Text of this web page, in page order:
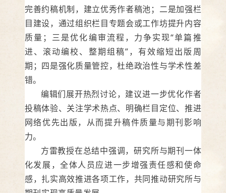
完善约稿机制，建立优秀作者稿池；二是加强栏
目建设，通过组织栏目专题会或工作坊提升内容
质量；三是优化编审流程，力争实现“单篇推
进、滚动编校、整期组稿”，有效缩短出版周
期；四是强化质量管控，杜绝政治性与学术性差
错。
编辑们展开热烈讨论，建议进一步优化作者
投稿体验、关注学术热点、明确栏目定位、推进
网络优先出版，从而提升稿件质量与期刊影响
力。
方雷教授在总结中强调，研究所与期刊一体
化发展，全体人员应进一步增强责任感和使命
感，扎实高效推进各项工作，共同推动研究所与